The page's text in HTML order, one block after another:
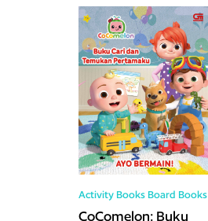
Activity Books Board Books
CoComelon: Buku